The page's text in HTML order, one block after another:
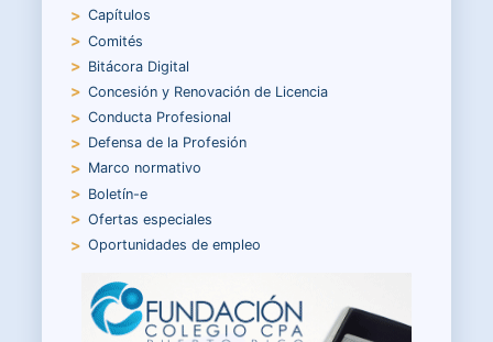
Capítulos
Comités
Bitácora Digital
Concesión y Renovación de Licencia
Conducta Profesional
Defensa de la Profesión
Marco normativo
Boletín-e
Ofertas especiales
Oportunidades de empleo